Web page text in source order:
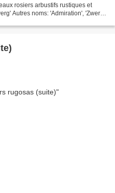
rosiers arbustifs rustiques et
Autres noms: 'Admiration', 'Zwerg',